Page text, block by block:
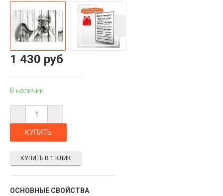
1 430 руб
В наличии
ОСНОВНЫЕ СВОЙСТВА
КУПИТЬ В 1 КЛИК